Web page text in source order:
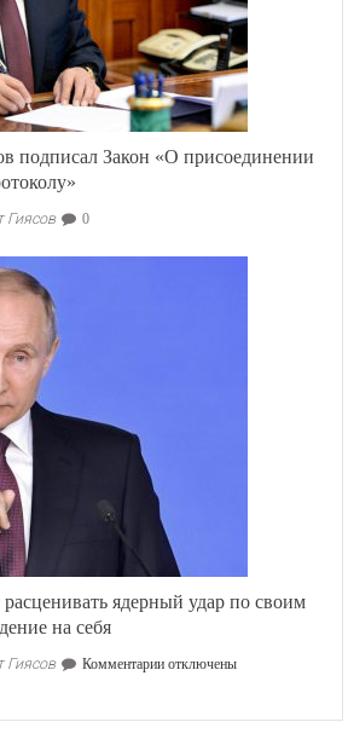
подписал Закон «О присоединении
Гиясов 0
ядерный удар по своим
на себя
Гиясов Комментариикотключены